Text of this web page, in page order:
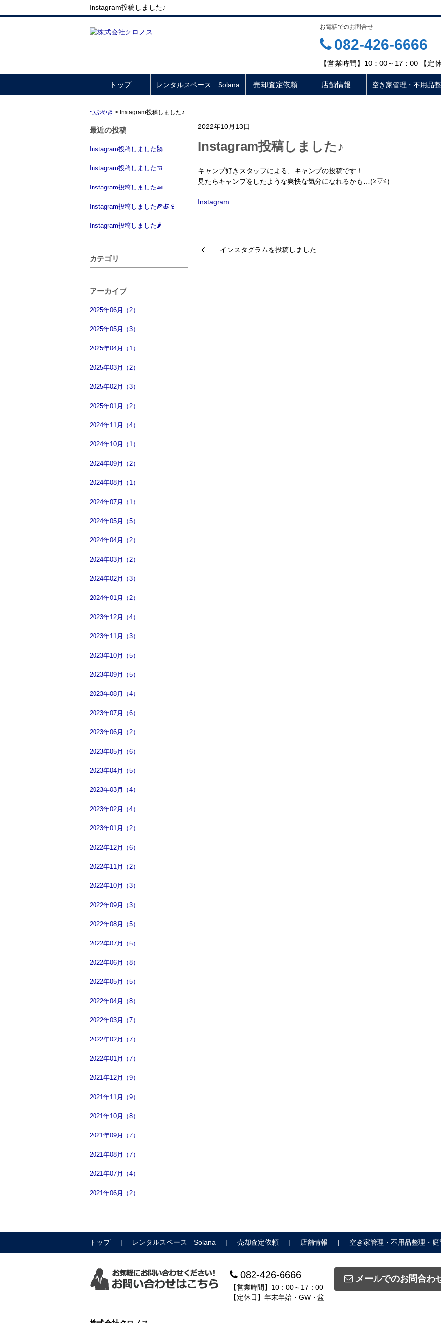
Instagram投稿しました♪
お電話でのお問合せ
082-426-6666
【営業時間】10：00～17：00 【定
トップ レンタルスペース Solana 売却査定依頼 店舗情報 空き家管理・不用品
つぶやき > Instagram投稿しました♪
最近の投稿
Instagram投稿しました🗽
Instagram投稿しました🍱
Instagram投稿しました🍛
Instagram投稿しました🍕🍝🍷
Instagram投稿しました🌶
カテゴリ
アーカイブ
2025年06月（2）
2025年05月（3）
2025年04月（1）
2025年03月（2）
2025年02月（3）
2025年01月（2）
2024年11月（4）
2024年10月（1）
2024年09月（2）
2024年08月（1）
2024年07月（1）
2024年05月（5）
2024年04月（2）
2024年03月（2）
2024年02月（3）
2024年01月（2）
2023年12月（4）
2023年11月（3）
2023年10月（5）
2023年09月（5）
2023年08月（4）
2023年07月（6）
2023年06月（2）
2023年05月（6）
2023年04月（5）
2023年03月（4）
2023年02月（4）
2023年01月（2）
2022年12月（6）
2022年11月（2）
2022年10月（3）
2022年09月（3）
2022年08月（5）
2022年07月（5）
2022年06月（8）
2022年05月（5）
2022年04月（8）
2022年03月（7）
2022年02月（7）
2022年01月（7）
2021年12月（9）
2021年11月（9）
2021年10月（8）
2021年09月（7）
2021年08月（7）
2021年07月（4）
2021年06月（2）
2022年10月13日
Instagram投稿しました♪
キャンプ好きスタッフによる、キャンプの投稿です！
見たらキャンプをしたような爽快な気分になれるかも…(≧▽≦)
Instagram
インスタグラムを投稿しました…
トップ レンタルスペース Solana 売却査定依頼 店舗情報 空き家管理・不用品整理・庭
082-426-6666
【営業時間】10：00～17：00
【定休日】年末年始・GW・盆
メールでのお問合わ